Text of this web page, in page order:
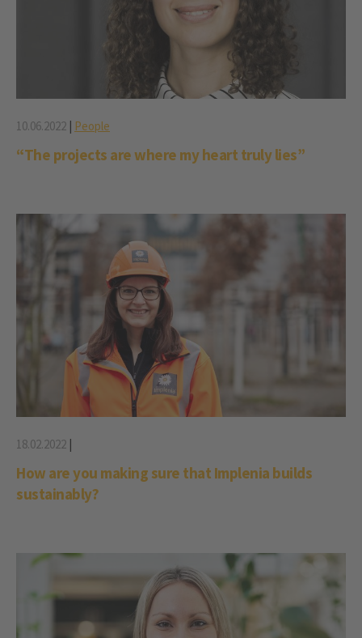
10.06.2022 | People
“The projects are where my heart truly lies”
18.02.2022 |
How are you making sure that Implenia builds
sustainably?